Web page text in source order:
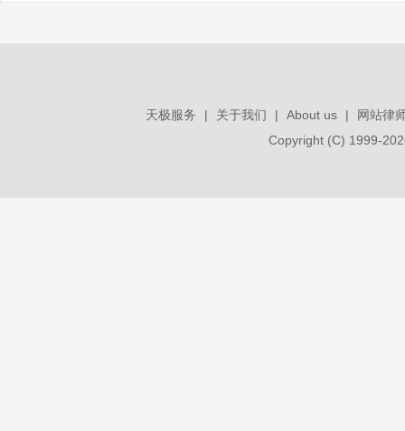
天极服务 | 关于我们 | About us |
网站律
Copyright (C) 1999-